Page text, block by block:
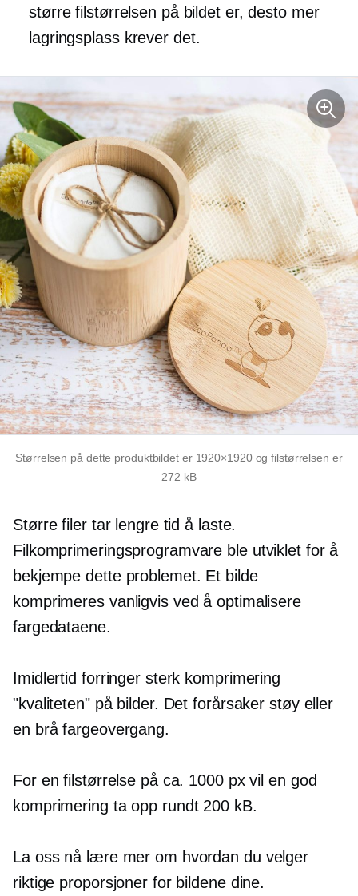
større filstørrelsen på bildet er, desto mer
lagringsplass krever det.
Størrelsen på dette produktbildet er 1920×1920 og filstørrelsen er
272 kB
Større filer tar lengre tid å laste.
Filkomprimeringsprogramvare ble utviklet for å
bekjempe dette problemet. Et bilde
komprimeres vanligvis ved å optimalisere
fargedataene.
Imidlertid forringer sterk komprimering
"kvaliteten" på bilder. Det forårsaker støy eller
en brå fargeovergang.
For en filstørrelse på ca. 1000 px vil en god
komprimering ta opp rundt 200 kB.
La oss nå lære mer om hvordan du velger
riktige proporsjoner for bildene dine.